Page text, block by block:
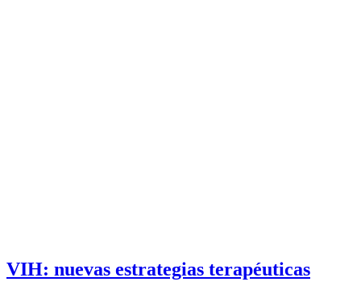
VIH: nuevas estrategias terapéuticas